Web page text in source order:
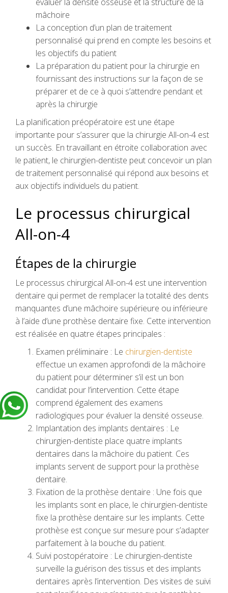
mâchoire
La conception d’un plan de traitement
personnalisé qui prend en compte les besoins et
les objectifs du patient
La préparation du patient pour la chirurgie en
fournissant des instructions sur la façon de se
préparer et de ce à quoi s’attendre pendant et
après la chirurgie
La planification préopératoire est une étape
importante pour s’assurer que la chirurgie All-on-4 est
un succès. En travaillant en étroite collaboration avec
le patient, le chirurgien-dentiste peut concevoir un plan
de traitement personnalisé qui répond aux besoins et
aux objectifs individuels du patient.
Le processus chirurgical
All-on-4
Étapes de la chirurgie
Le processus chirurgical All-on-4 est une intervention
dentaire qui permet de remplacer la totalité des dents
manquantes d’une mâchoire supérieure ou inférieure
à l’aide d’une prothèse dentaire fixe. Cette intervention
est réalisée en quatre étapes principales :
Examen préliminaire : Le chirurgien-dentiste
effectue un examen approfondi de la mâchoire
du patient pour déterminer s’il est un bon
candidat pour l’intervention. Cette étape
comprend également des examens
radiologiques pour évaluer la densité osseuse.
Implantation des implants dentaires : Le
chirurgien-dentiste place quatre implants
dentaires dans la mâchoire du patient. Ces
implants servent de support pour la prothèse
dentaire.
Fixation de la prothèse dentaire : Une fois que
les implants sont en place, le chirurgien-dentiste
fixe la prothèse dentaire sur les implants. Cette
prothèse est conçue sur mesure pour s’adapter
parfaitement à la bouche du patient.
Suivi postopératoire : Le chirurgien-dentiste
surveille la guérison des tissus et des implants
dentaires après l’intervention. Des visites de suivi